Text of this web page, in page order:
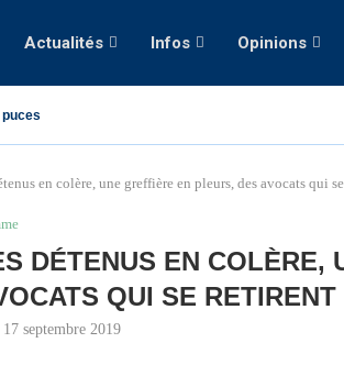
Actualités Infos Opinions
en colère, une greffière en pleurs, des avocats qui
DÉTENUS EN COLÈRE,
QUI SE RETIRENT
17 septembre 2019